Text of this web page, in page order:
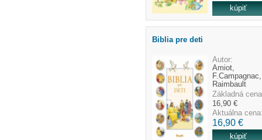
Biblia pre deti
Autor:
Amiot,
Raimbault
Základná
16,90 €
Aktuálna
16,90 €